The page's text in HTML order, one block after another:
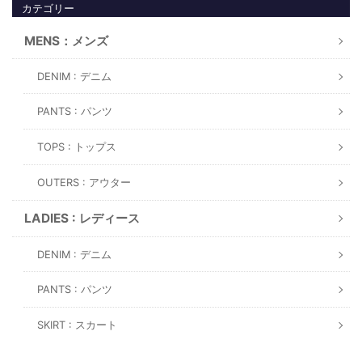
カテゴリー
MENS：メンズ
DENIM : デニム
PANTS : パンツ
TOPS : トップス
OUTERS : アウター
LADIES : レディース
DENIM : デニム
PANTS : パンツ
SKIRT : スカート